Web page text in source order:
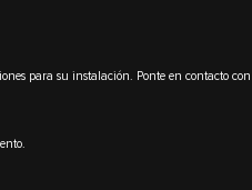
para su instalación. Ponte en contacto